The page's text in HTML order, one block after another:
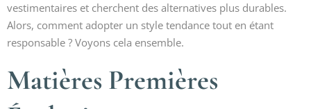
vestimentaires et cherchent des alternatives plus durables.
Alors, comment adopter un style tendance tout en étant
responsable ? Voyons cela ensemble.
Matières Premières